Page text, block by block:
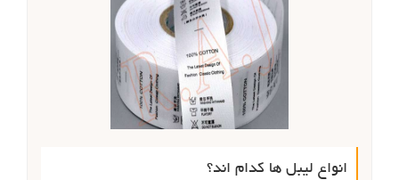
انواع لیبل ها کدام اند؟